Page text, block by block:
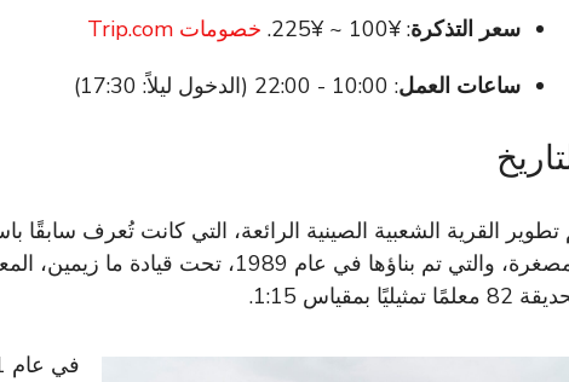
سعر التذكرة: ¥100 ~ ¥225.
خصومات Trip.com
ساعات العمل: 10:00 - 22:00 (الدخول ليلاً: 17:30)
تطوير القرية الشعبية الصينية الرائعة، التي كانت تُعرف سابقًا
المصغرة، والتي تم بناؤها في عام 1989،
تمثيليًا بمقياس 1:15.